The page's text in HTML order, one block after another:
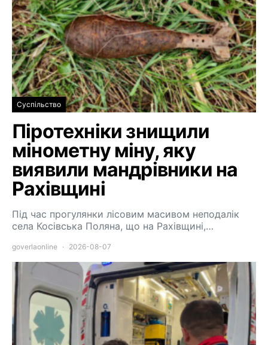
Суспільство
Піротехніки знищили
мінометну міну, яку
виявили мандрівники на
Рахівщині
Під час прогулянки лісовим масивом неподалік
села Косівська Поляна, що на Рахівщині,…
goverlaonline 2026-08-07